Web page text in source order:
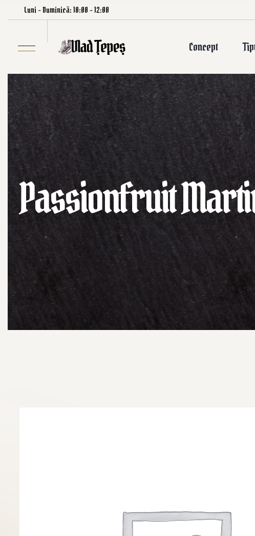
Luni – Duminică: 10:00 – 12:00
Concept
Passionfruit